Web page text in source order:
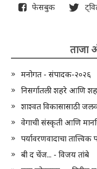
फेसबुक
ताजा
मनोगत - संपादक-२०२६
निसर्गातली शहरे आणि
शाश्वत विकासासाठी
वेगाची संस्कृती आणि
पर्यावरणवादाचा
बी द चेंज... - विजय तांबे